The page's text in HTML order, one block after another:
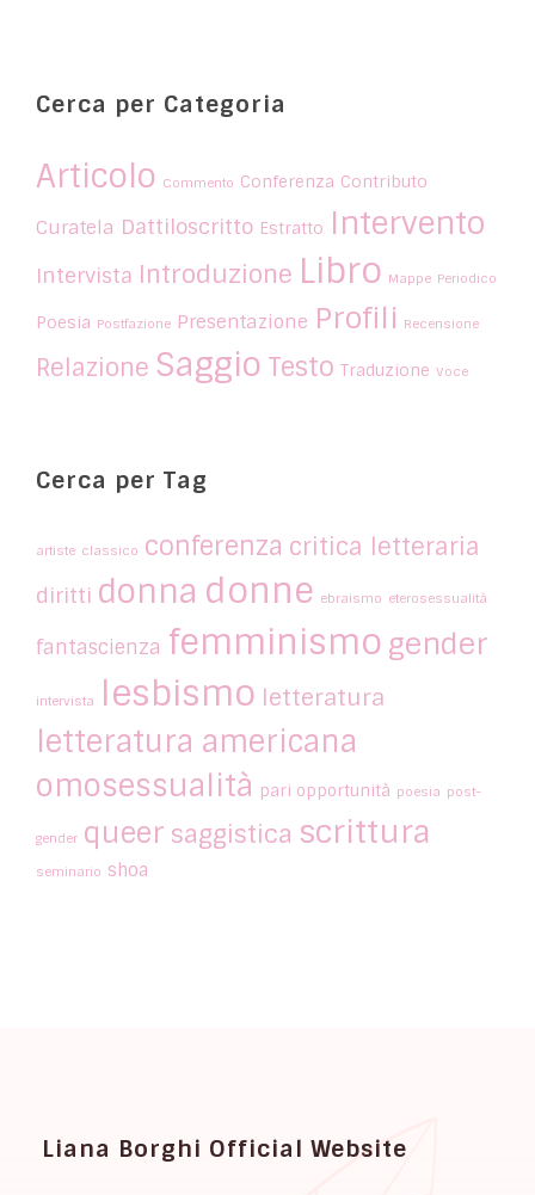
Cerca per Categoria
Articolo Commento Conferenza Contributo
Curatela Dattiloscritto Estratto Intervento
Intervista Introduzione Libro Mappe Periodico
Poesia Postfazione Presentazione Profili Recensione
Relazione Saggio Testo Traduzione Voce
Cerca per Tag
artiste classico conferenza critica letteraria
diritti donna donne ebraismo eterosessualità
fantascienza femminismo gender
intervista lesbismo letteratura
letteratura americana
omosessualità pari opportunità poesia post-
gender queer saggistica scrittura
seminario shoa
Liana Borghi Official Website